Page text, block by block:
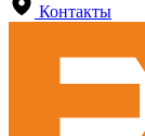
Контакты